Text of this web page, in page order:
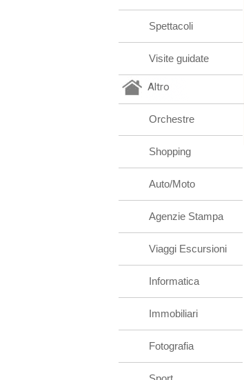
Spettacoli
Visite guidate
Altro
Orchestre
Shopping
Auto/Moto
Agenzie Stampa
Viaggi Escursioni
Informatica
Immobiliari
Fotografia